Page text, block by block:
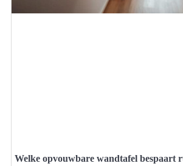
Welke opvouwbare wandtafel bespaart